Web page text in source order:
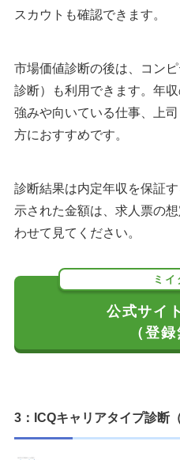
スカウトも確認できます。
市場価値診断の後は、コン
診断）も利用できます。年
強みや向いている仕事、上
方におすすめです。
診断結果は内定年収を保証
示された金額は、求人票の
わせて見てください。
ミイ
公式サイ
（登
3：ICQキャリアタイプ診断